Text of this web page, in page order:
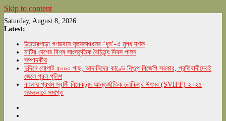
Skip to content
Saturday, August 8, 2026
Latest:
উত্তরপাড়া গণভবনে নৃত্যকাঞ্চনের ‘ধুন’-এ মুগ্ধ দর্শক
মাটির দেশের বিশ্ব সাংস্কৃতিক বৈচিত্র্য দিবস পালন
সম্পাদকীয়
দুদিনে লোপাট ৫০০০ গাছ, আদানিদের কাণ্ডে নিশ্চুপ বিজেপি সরকার, প্রতিবাদীদেরই
জেলে পুরল পুলিশ
বাংলায় প্রথম স্বামী বিবেকানন্দ আন্তর্জাতিক চলচ্চিত্র উৎসব (SVIFF) ২০২৫
সফলভাবে সমাপ্ত